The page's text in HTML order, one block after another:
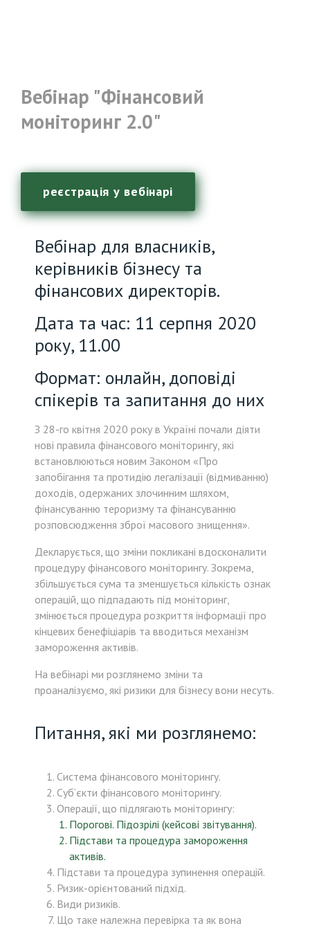
Вебінар "Фінансовий
моніторинг 2.0"
реєстрація у вебінарі
Вебінар для власників,
керівників бізнесу та
фінансових директорів.
Дата та час: 11 серпня 2020
року, 11.00
Формат: онлайн, доповіді
спікерів та запитання до них
З 28-го квітня 2020 року в Україні почали діяти
нові правила фінансового моніторингу, які
встановлюються новим Законом «Про
запобігання та протидію легалізації (відмиванню)
доходів, одержаних злочинним шляхом,
фінансуванню тероризму та фінансуванню
розповсюдження зброї масового знищення».
Декларується, що зміни покликані вдосконалити
процедуру фінансового моніторингу. Зокрема,
збільшується сума та зменшується кількість ознак
операцій, що підпадають під моніторинг,
змінюється процедура розкриття інформації про
кінцевих бенефіціарів та вводиться механізм
замороження активів.
На вебінарі ми розглянемо зміни та
проаналізуємо, які ризики для бізнесу вони несуть.
Питання, які ми розглянемо:
Система фінансового моніторингу.
Суб‘єкти фінансового моніторингу.
Операції, що підлягають моніторингу:
Порогові. Підозрілі (кейсові звітування).
Підстави та процедура замороження
активів.
Підстави та процедура зупинення операцій.
Ризик-орієнтований підхід.
Види ризиків.
Що таке належна перевірка та як вона